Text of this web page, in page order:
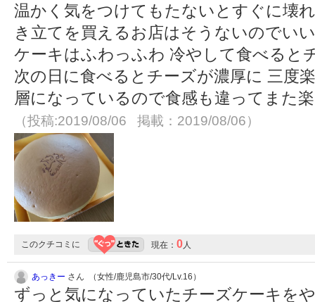
温かく気をつけてもたないとすぐに壊
き立てを買えるお店はそうないのでい
ケーキはふわっふわ 冷やして食べると
次の日に食べるとチーズが濃厚に 三度
層になっているので食感も違ってまた
（投稿:2019/08/06 掲載：2019/08/06）
このクチコミに 現在： 0人
あっきー さん （女性/鹿児島市/30代/Lv.16）
ずっと気になっていたチーズケーキを